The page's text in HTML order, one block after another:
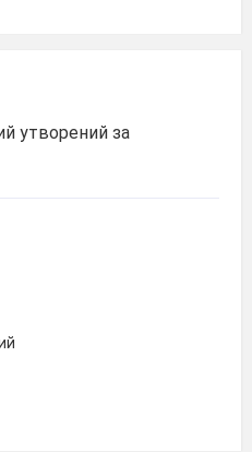
утворений за